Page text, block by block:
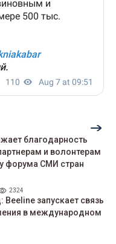
благодарность
и волонтерам
форума СМИ стран
2324
Beeline запускает связь
в международном